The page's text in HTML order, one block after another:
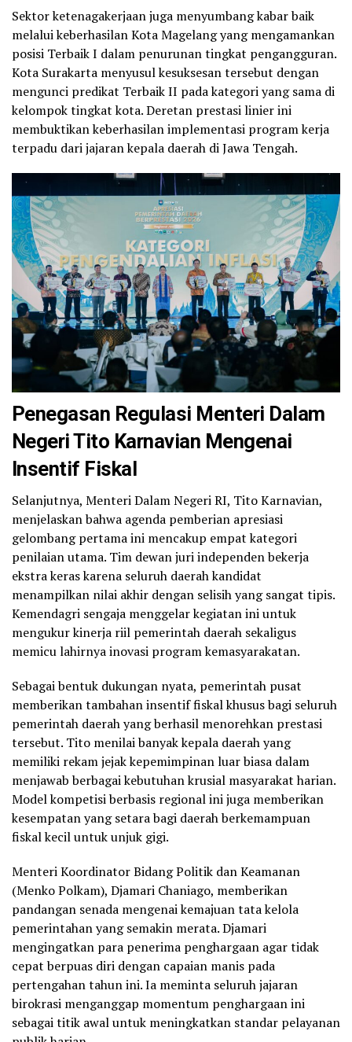
Sektor ketenagakerjaan juga menyumbang kabar baik
melalui keberhasilan Kota Magelang yang mengamankan
posisi Terbaik I dalam penurunan tingkat pengangguran.
Kota Surakarta menyusul kesuksesan tersebut dengan
mengunci predikat Terbaik II pada kategori yang sama di
kelompok tingkat kota. Deretan prestasi linier ini
membuktikan keberhasilan implementasi program kerja
terpadu dari jajaran kepala daerah di Jawa Tengah.
Penegasan Regulasi Menteri Dalam
Negeri Tito Karnavian Mengenai
Insentif Fiskal
Selanjutnya, Menteri Dalam Negeri RI, Tito Karnavian,
menjelaskan bahwa agenda pemberian apresiasi
gelombang pertama ini mencakup empat kategori
penilaian utama. Tim dewan juri independen bekerja
ekstra keras karena seluruh daerah kandidat
menampilkan nilai akhir dengan selisih yang sangat tipis.
Kemendagri sengaja menggelar kegiatan ini untuk
mengukur kinerja riil pemerintah daerah sekaligus
memicu lahirnya inovasi program kemasyarakatan.
Sebagai bentuk dukungan nyata, pemerintah pusat
memberikan tambahan insentif fiskal khusus bagi seluruh
pemerintah daerah yang berhasil menorehkan prestasi
tersebut. Tito menilai banyak kepala daerah yang
memiliki rekam jejak kepemimpinan luar biasa dalam
menjawab berbagai kebutuhan krusial masyarakat harian.
Model kompetisi berbasis regional ini juga memberikan
kesempatan yang setara bagi daerah berkemampuan
fiskal kecil untuk unjuk gigi.
Menteri Koordinator Bidang Politik dan Keamanan
(Menko Polkam), Djamari Chaniago, memberikan
pandangan senada mengenai kemajuan tata kelola
pemerintahan yang semakin merata. Djamari
mengingatkan para penerima penghargaan agar tidak
cepat berpuas diri dengan capaian manis pada
pertengahan tahun ini. Ia meminta seluruh jajaran
birokrasi menganggap momentum penghargaan ini
sebagai titik awal untuk meningkatkan standar pelayanan